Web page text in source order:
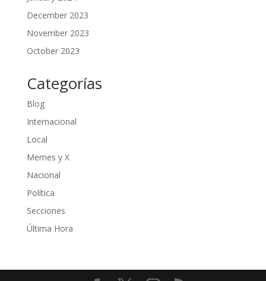
December 2023
November 2023
October 2023
Categorías
Blog
Internacional
Local
Memes y X
Nacional
Política
Secciones
Última Hora